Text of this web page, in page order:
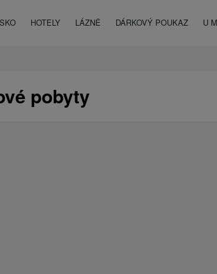
HOTELY LÁZNĚ DÁRKOVÝ POUKAZ U
pobyty